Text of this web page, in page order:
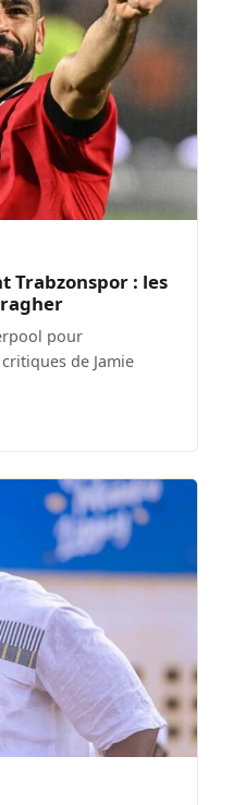
Trabzonspor : les
pour
de Jamie